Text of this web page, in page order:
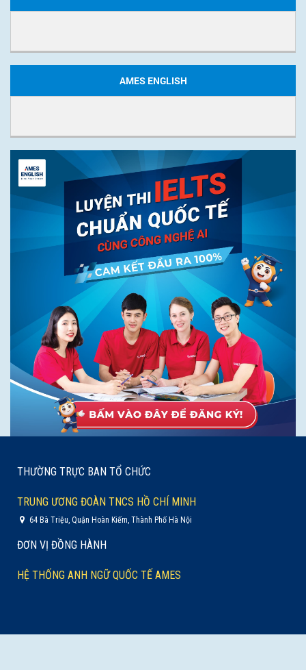
AMES ENGLISH
THƯỜNG TRỰC BAN TỔ CHỨC
TRUNG ƯƠNG ĐOÀN TNCS HỒ CHÍ MINH
64 Bà Triệu, Quận Hoàn Kiếm, Thành Phố Hà Nội
ĐƠN VỊ ĐỒNG HÀNH
HỆ THỐNG ANH NGỮ QUỐC TẾ AMES